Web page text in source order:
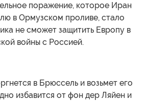
поражение, которое Иран
в Ормузском проливе, стало
не сможет защитить Европу в
войны с Россией.
в Брюссель и возьмет его
избавится от фон дер Ляйен и